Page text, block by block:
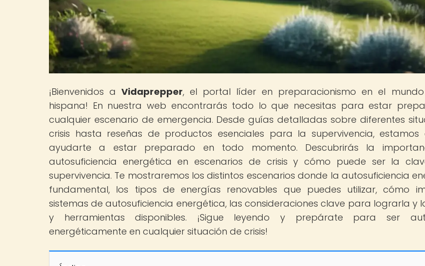
¡Bienvenidos aVidaprepper, el portal líder en preparacionismo en el
hispana! En nuestra web encontrarás todo lo que necesitas para estar
cualquier escenario de emergencia. Desde guías detalladas sobre diferentes
crisis hasta reseñas de productos esenciales para la supervivencia,
ayudarte a estar preparado en todo momento. Descubrirás la
autosuficiencia energética en escenarios de crisis y cómo puede ser la
supervivencia. Te mostraremos los distintos escenarios donde la autosuficiencia
fundamental, los tipos de energías renovables que puedes utilizar, cómo
sistemas de autosuficiencia energética, las consideraciones clave para lograrla y
y herramientas disponibles. ¡Sigue leyendo y prepárate para ser
energéticamente en cualquier situación de crisis!